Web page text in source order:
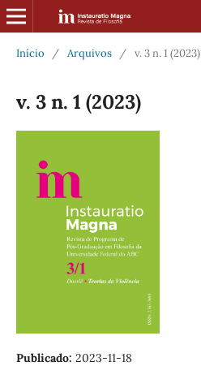
Início / Arquivos / v. 3 n. 1 (2023)
v. 3 n. 1 (2023)
Publicado: 2023-11-18